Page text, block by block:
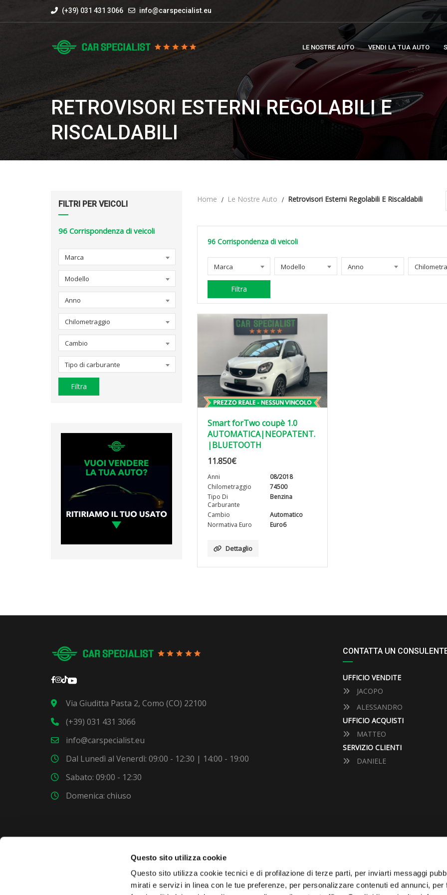
Questo sito utilizza cookie
Questo sito utilizza cookie tecnici e di profilazione di terze parti, per inviarti messaggi
mirati e servizi in linea con le tue preferenze, per personalizzare contenuti ed annunci, per
(+39) 031 431 3066 info@carspecialist.eu
LE NOSTRE AUTO VENDI LA TUA AUTO
RETROVISORI ESTERNI REGOLABILI E
RISCALDABILI
FILTRI PER VEICOLI
96 Corrispondenza di veicoli
Marca
Modello
Anno
Chilometraggio
Cambio
Tipo di carburante
Filtra
Home Le Nostre Auto Retrovisori Esterni Regolabili E Riscaldabili
96 Corrispondenza di veicoli
Marca Modello Anno
Filtra
Smart forTwo coupè 1.0
AUTOMATICA|NEOPATENT.
|BLUETOOTH
11.850€
Anni
08/2018
Chilometraggio
74500
Tipo Di
Carburante
Benzina
Cambio
Automatico
Normativa Euro
Euro6
Dettaglio
Via Giuditta Pasta 2, Como (CO) 22100
(+39) 031 431 3066
info@carspecialist.eu
Dal Lunedì al Venerdì: 09:00 - 12:30 | 14:00 - 19:00
Sabato: 09:00 - 12:30
Domenica: chiuso
CONTATTA UN
UFFICIO VENDITE
JACOPO
ALESSANDRO
UFFICIO ACQUISTI
MATTEO
SERVIZIO CLIENTI
DANIELE
VUOI COMPRARE UNA NUOVA AUTO? VUOI VENDERE LA TUA